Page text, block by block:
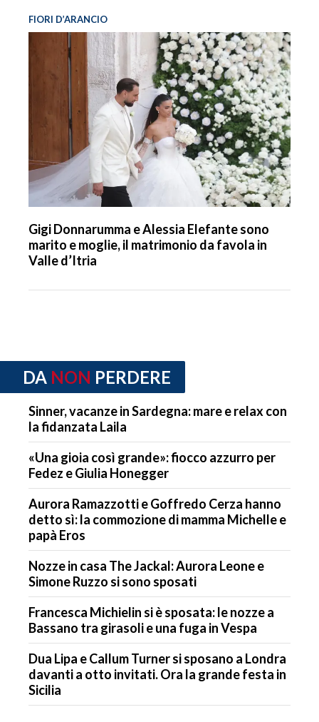
FIORI D’ARANCIO
Gigi Donnarumma e Alessia Elefante sono
marito e moglie, il matrimonio da favola in
Valle d’Itria
DA NON PERDERE
Sinner, vacanze in Sardegna: mare e relax con
la fidanzata Laila
«Una gioia così grande»: fiocco azzurro per
Fedez e Giulia Honegger
Aurora Ramazzotti e Goffredo Cerza hanno
detto sì: la commozione di mamma Michelle e
papà Eros
Nozze in casa The Jackal: Aurora Leone e
Simone Ruzzo si sono sposati
Francesca Michielin si è sposata: le nozze a
Bassano tra girasoli e una fuga in Vespa
Dua Lipa e Callum Turner si sposano a Londra
davanti a otto invitati. Ora la grande festa in
Sicilia